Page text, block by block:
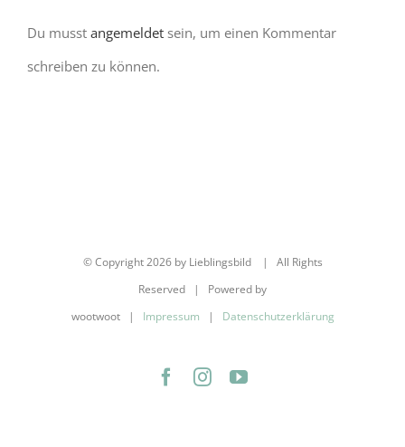
Du musst angemeldet sein, um einen Kommentar
schreiben zu können.
© Copyright2026 by Lieblingsbild | All Rights
Reserved | Powered by
wootwoot | Impressum | Datenschutzerklärung
Facebook
InstagramYouTube